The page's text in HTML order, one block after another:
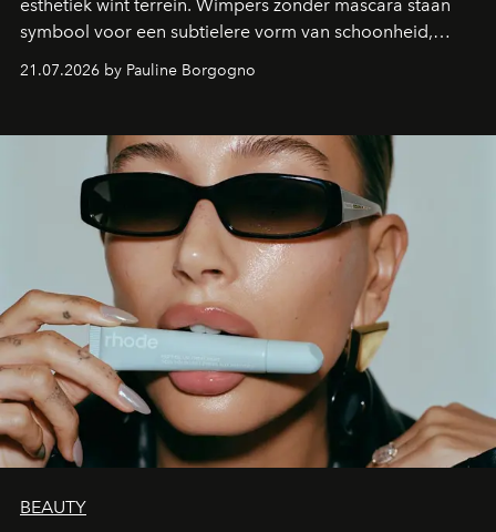
esthetiek wint terrein. Wimpers zonder mascara staan
symbool voor een subtielere vorm van schoonheid,
aan make-up.
21.07.2026 by Pauline Borgogno
BEAUTY